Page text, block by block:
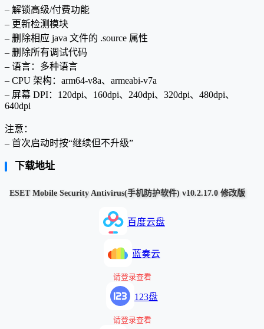
– 解锁高级/付费功能
– 更新检测模块
– 删除相应 java 文件的 .source 属性
– 删除所有调试代码
– 语言：多种语言
– CPU 架构：arm64-v8a、armeabi-v7a
– 屏幕 DPI：120dpi、160dpi、240dpi、320dpi、480dpi、
640dpi
注意：
– 首次启动时按“继续但不升级”
下载地址
ESET Mobile Security Antivirus(手机防护软件) v10.2.17.0 修改版
百度云盘
蓝奏云
请登录查看
123盘
请登录查看